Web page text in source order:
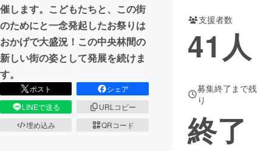
催します。こどもたちと、この街
のためにと一念発起したお祭りは
おかげで大盛況！この中央林間の
新しい街の姿として発展を続けま
す。
ポスト
シェア
LINEで送る
URLコピー
埋め込み
QRコード
支援者数
41 人
募集終了まで残
り
終了